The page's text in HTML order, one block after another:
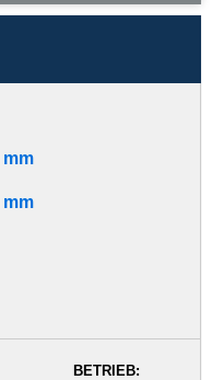
mm
mm
BETRIEB: